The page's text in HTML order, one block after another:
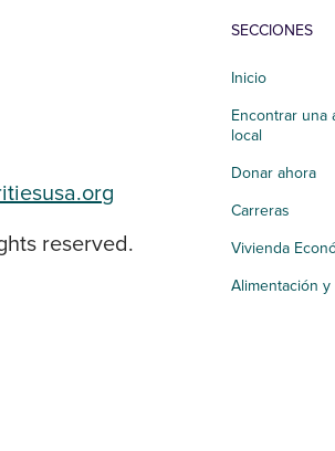
reserved.
SECCIONES
Inicio
Encontrar una
local
Donar ahora
Carreras
Vivienda
Alimentación